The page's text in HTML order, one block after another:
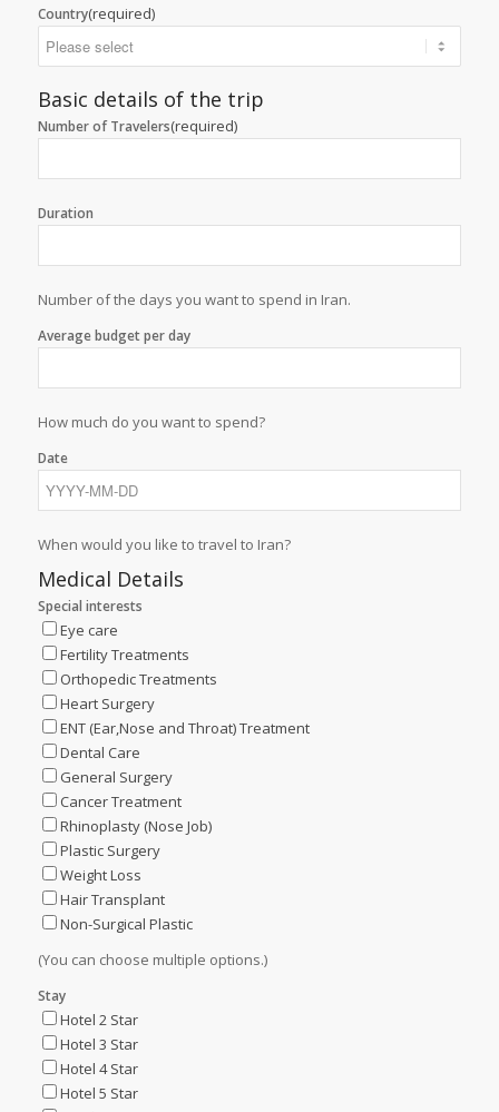
Country(required)
Basic details of the trip
Number of Travelers(required)
Duration
Number of the days you want to spend in Iran.
Average budget per day
How much do you want to spend?
Date
When would you like to travel to Iran?
Medical Details
Special interests
Eye care
Fertility Treatments
Orthopedic Treatments
Heart Surgery
ENT (Ear,Nose and Throat) Treatment
Dental Care
General Surgery
Cancer Treatment
Rhinoplasty (Nose Job)
Plastic Surgery
Weight Loss
Hair Transplant
Non-Surgical Plastic
(You can choose multiple options.)
Stay
Hotel 2 Star
Hotel 3 Star
Hotel 4 Star
Hotel 5 Star